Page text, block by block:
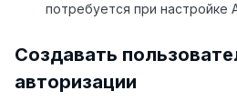
потребуется при настройке
Создавать
авторизации